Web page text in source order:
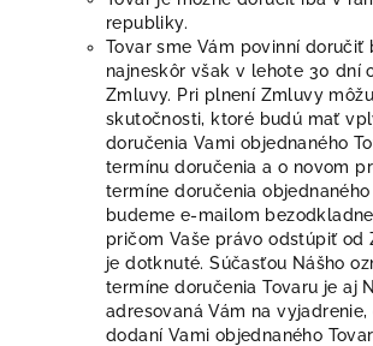
republiky.
Tovar sme Vám povinní doručiť
najneskôr však v lehote 30 dní
Zmluvy. Pri plnení Zmluvy
skutočnosti, ktoré budú mať
doručenia Vami objednaného
termínu doručenia a o novom
termíne doručenia objednaného
budeme e-mailom
pričom Vaše právo odstúpiť od
je dotknuté. Súčasťou Nášho
termíne doručenia Tovaru je aj
adresovaná Vám na
dodaní Vami objednaného